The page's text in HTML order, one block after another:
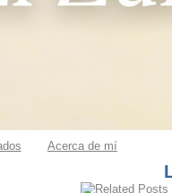
Acerca de mí